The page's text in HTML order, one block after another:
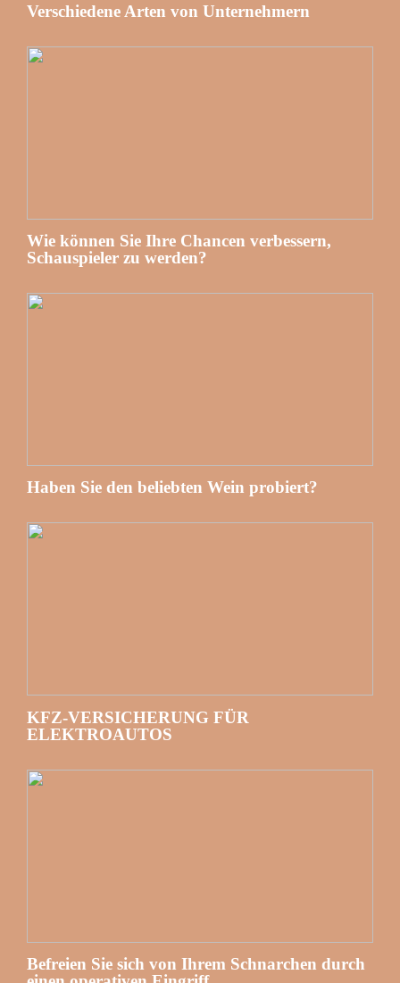
Verschiedene Arten von Unternehmern
Wie können Sie Ihre Chancen verbessern,
Schauspieler zu werden?
Haben Sie den beliebten Wein probiert?
KFZ-VERSICHERUNG FÜR
ELEKTROAUTOS
Befreien Sie sich von Ihrem Schnarchen durch